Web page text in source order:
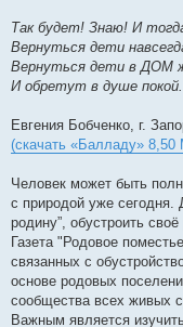
Так будет! Знаю! И
Вернуться дети
Вернуться дети в ДОМ
И обретут в душе покой.
Евгения Бобченко, г.
(скачать «Балладу» 8,50
Человек может быть
с природой уже сегодня.
родину”, обустроить
Газета "Родовое
связанных с
основе родовых
сообщества всех живых
Важным является